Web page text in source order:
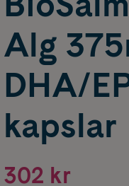
Alg
DHA/
kapslar
302 kr